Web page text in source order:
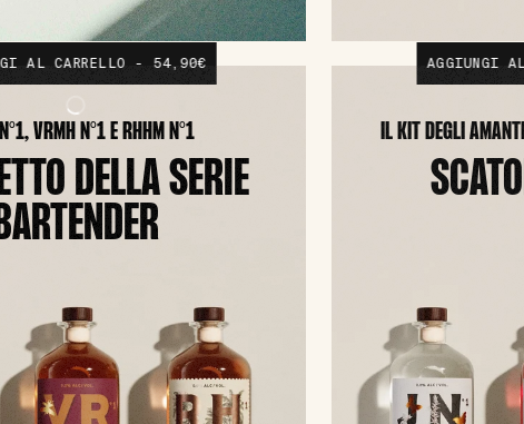
AL CARRELLO - 54,90€ AGGIUNGI
VRMH N°1 E RHHM N°1
DELLA SERIE
IL KIT DEGLI